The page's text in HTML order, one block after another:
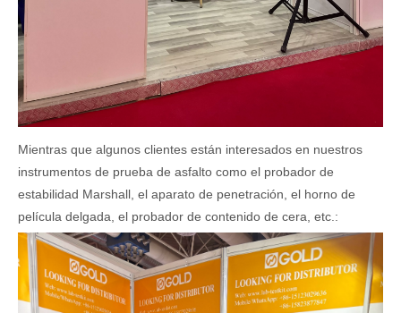
Mientras que algunos clientes están interesados ​​en nuestros
instrumentos de prueba de asfalto como el probador de
estabilidad Marshall, el aparato de penetración, el horno de
película delgada, el probador de contenido de cera, etc.: